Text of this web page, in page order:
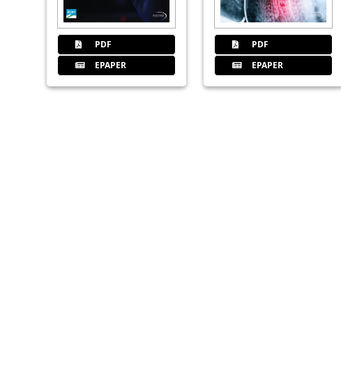
PDF
EPAPER
PDF
EPAPER